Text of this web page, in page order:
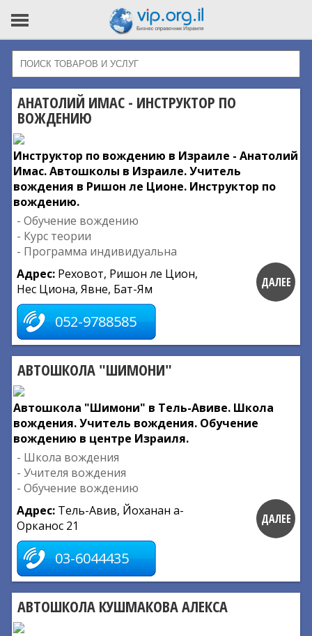
АНАТОЛИЙ ИМАС - ИНСТРУКТОР ПО
ВОЖДЕНИЮ
Инструктор по вождению в Израиле - Анатолий
Имас. Автошколы в Израиле. Учитель
вождения в Ришон ле Ционе. Инструктор по
вождению.
- Обучение вождению
- Курс теории
- Программа индивидуальна
Адрес: Реховот, Ришон ле Цион,
Нес Циона, Явне, Бат-Ям
052-9788585
ДАЛЕЕ
АВТОШКОЛА "ШИМОНИ"
Автошкола "Шимони" в Тель-Авиве. Школа
вождения. Учитель вождения. Обучение
вождению в центре Израиля.
- Школа вождения
- Учителя вождения
- Обучение вождению
Адрес: Тель-Авив, Йоханан а-
Орканос 21
03-6044435
ДАЛЕЕ
АВТОШКОЛА КУШМАКОВА АЛЕКСА